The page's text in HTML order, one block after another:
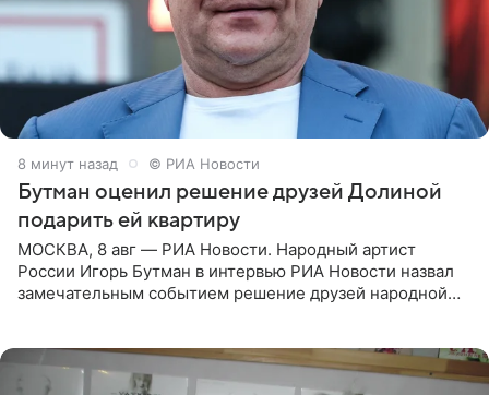
8 минут назад © РИА Новости
Бутман оценил решение друзей Долиной
подарить ей квартиру
МОСКВА, 8 авг — РИА Новости. Народный артист
России Игорь Бутман в интервью РИА Новости назвал
замечательным событием решение друзей народной